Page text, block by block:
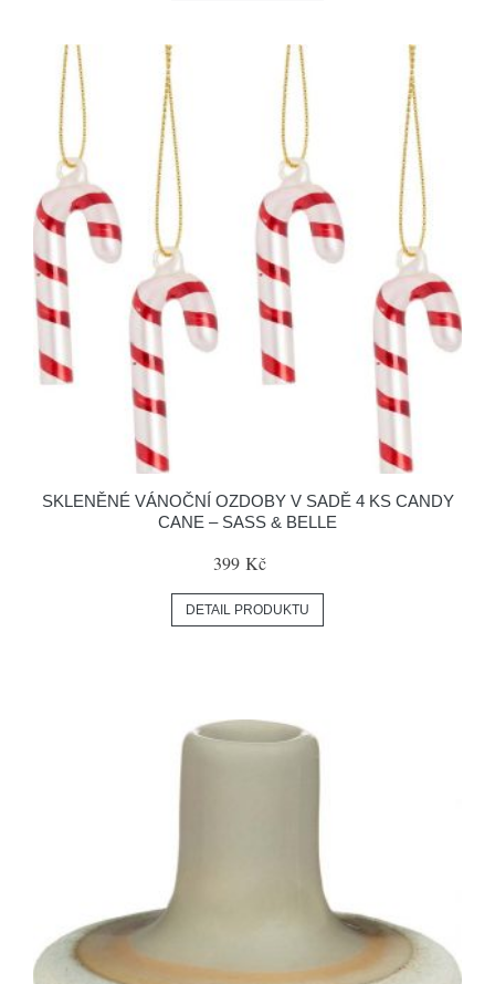
SKLENĚNÉ VÁNOČNÍ OZDOBY V SADĚ 4 KS CANDY
CANE – SASS & BELLE
399 Kč
DETAIL PRODUKTU